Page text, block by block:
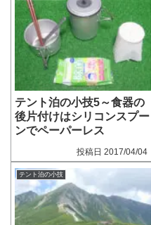
テント泊の小技5～食器の
後片付けはシリコンスプー
ンでペーパーレス
2017/04/04
テント泊の小技